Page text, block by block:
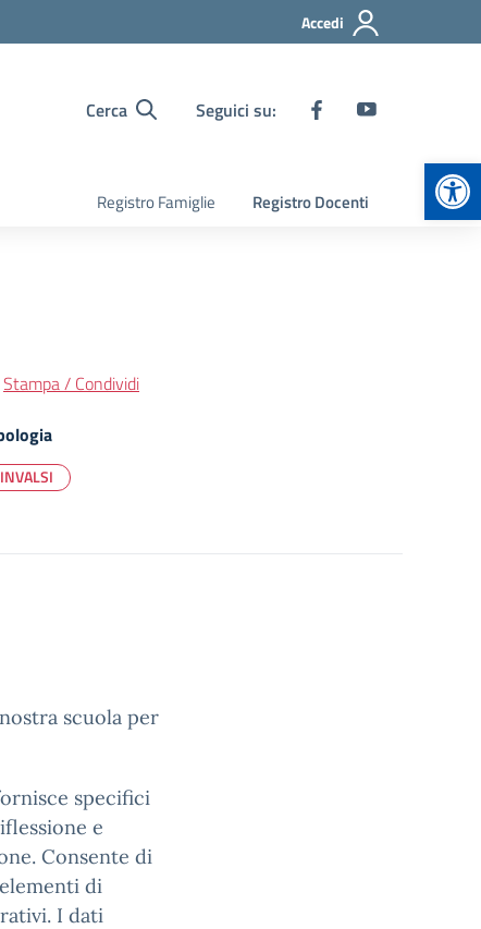
Accedi
Cerca Seguici su:
Registro Famiglie Registro Docenti
Stampa / Condividi
INVALSI
scuola per
specifici
e
Consente di
di
I dati